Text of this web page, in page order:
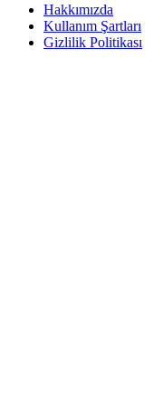
Hakkımızda
Kullanım Şartları
Gizlilik Politikası